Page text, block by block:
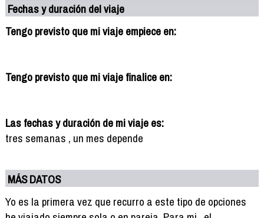
Fechas y duración del viaje
Tengo previsto que mi viaje empiece en:
Tengo previsto que mi viaje finalice en:
Las fechas y duración de mi viaje es:
tres semanas , un mes depende
MÁS DATOS
Yo es la primera vez que recurro a este tipo de opciones